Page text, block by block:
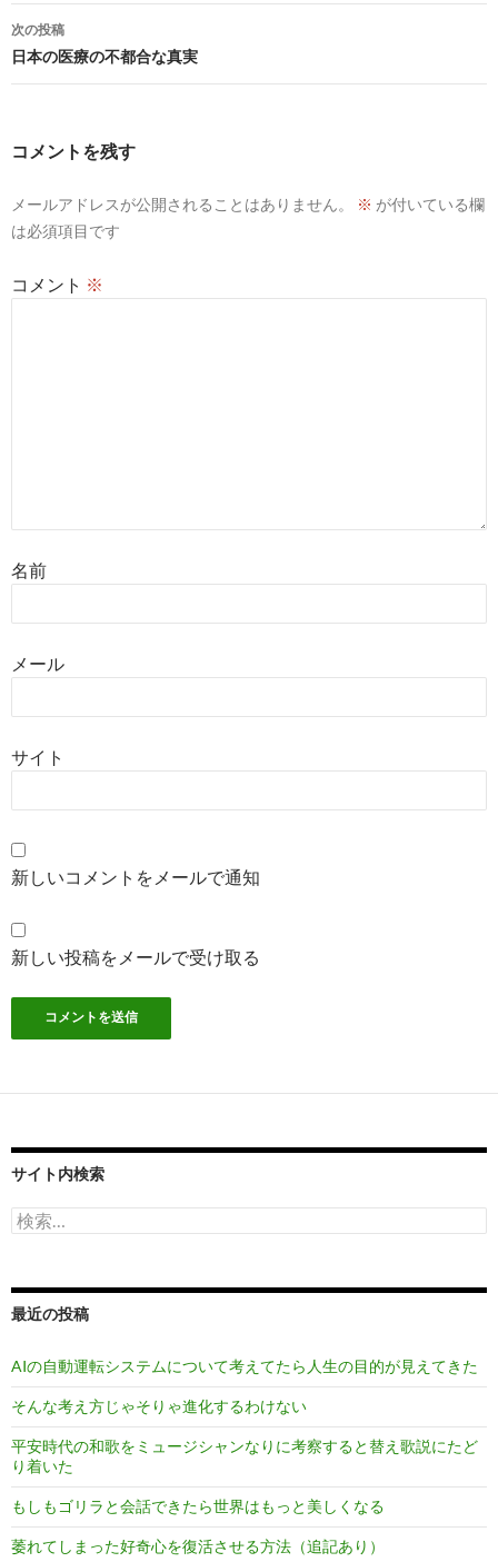
ナ
ビ
ョ
次の投稿
日本の医療の不都合な真実
コメントを残す
メールアドレスが公開されることはありません。 ※ が付いている欄
は必須項目です
コメント ※
名前
メール
サイト
新しいコメントをメールで通知
新しい投稿をメールで受け取る
サイト内検索
検
索:
最近の投稿
AIの自動運転システムについて考えてたら人生の目的が見えてきた
そんな考え方じゃそりゃ進化するわけない
平安時代の和歌をミュージシャンなりに考察すると替え歌説にたど
り着いた
もしもゴリラと会話できたら世界はもっと美しくなる
萎れてしまった好奇心を復活させる方法（追記あり）